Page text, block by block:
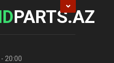
PARTS.AZ
20:00